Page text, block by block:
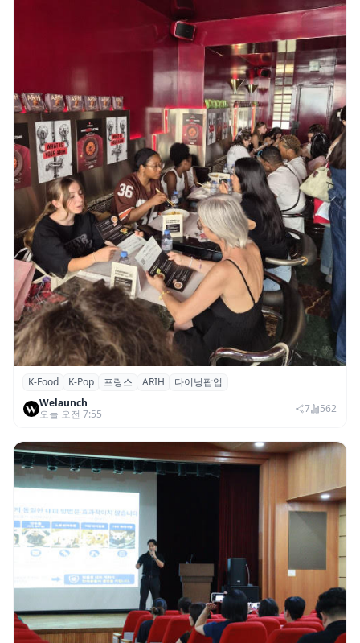
파리의 K-Food 열기…ARIH 팝업 이어 ‘마담
두’도 현지 미식계 진출
K-Food K-Pop 프랑스 ARIH
다이닝팝업
Welaunch
오늘 오전 7:55
7 562